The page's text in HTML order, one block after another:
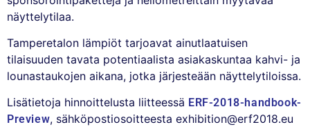
näyttelytilaa.
Tamperetalon lämpiöt tarjoavat ainutlaatuisen
tilaisuuden tavata potentiaalista asiakaskuntaa kahvi- ja
lounastaukojen aikana, jotka järjesteään näyttelytiloissa.
Lisätietoja hinnoittelusta liitteessä ERF-2018-handbook-
Preview, sähköpostiosoitteesta exhibition@erf2018.eu